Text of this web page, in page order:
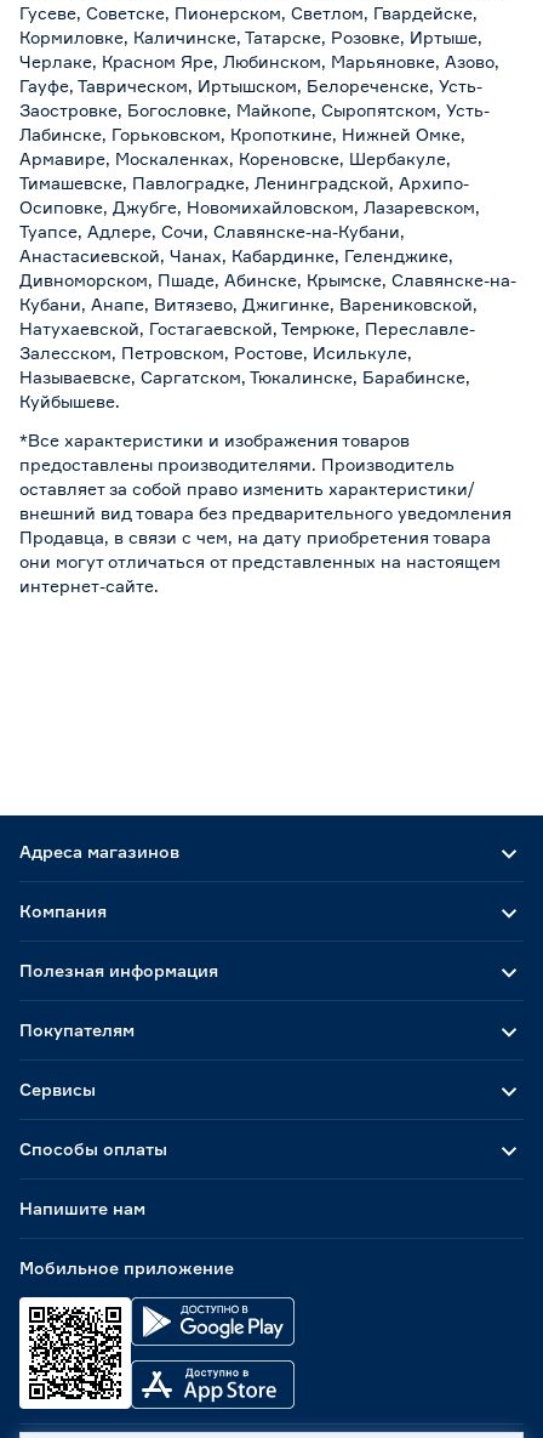
Гусеве, Советске, Пионерском, Светлом, Гвардейске,
Кормиловке, Каличинске, Татарске, Розовке, Иртыше,
Черлаке, Красном Яре, Любинском, Марьяновке, Азово,
Гауфе, Таврическом, Иртышском, Белореченске, Усть-
Заостровке, Богословке, Майкопе, Сыропятском, Усть-
Лабинске, Горьковском, Кропоткине, Нижней Омке,
Армавире, Москаленках, Кореновске, Шербакуле,
Тимашевске, Павлоградке, Ленинградской, Архипо-
Осиповке, Джубге, Новомихайловском, Лазаревском,
Туапсе, Адлере, Сочи, Славянске-на-Кубани,
Анастасиевской, Чанах, Кабардинке, Геленджике,
Дивноморском, Пшаде, Абинске, Крымске, Славянске-на-
Кубани, Анапе, Витязево, Джигинке, Варениковской,
Натухаевской, Гостагаевской, Темрюке, Переславле-
Залесском, Петровском, Ростове, Исилькуле,
Называевске, Саргатском, Тюкалинске, Барабинске,
Куйбышеве.
*Все характеристики и изображения товаров
предоставлены производителями. Производитель
оставляет за собой право изменить характеристики/
внешний вид товара без предварительного уведомления
Продавца, в связи с чем, на дату приобретения товара
они могут отличаться от представленных на настоящем
интернет-сайте.
Адреса магазинов
Способы оплаты
Мобильное приложение
Компания
Полезная информация
Покупателям
Сервисы
Напишите нам